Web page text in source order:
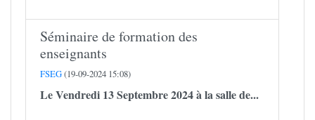
Séminaire de formation des
enseignants
FSEG(19-09-2024 15:08)
Le Vendredi 13 Septembre 2024 à la salle de...